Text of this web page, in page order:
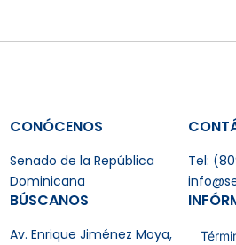
CONÓCENOS
Senado de la República
Dominicana
Tel:
BÚSCANOS
Av. Enrique Jiménez Moya,